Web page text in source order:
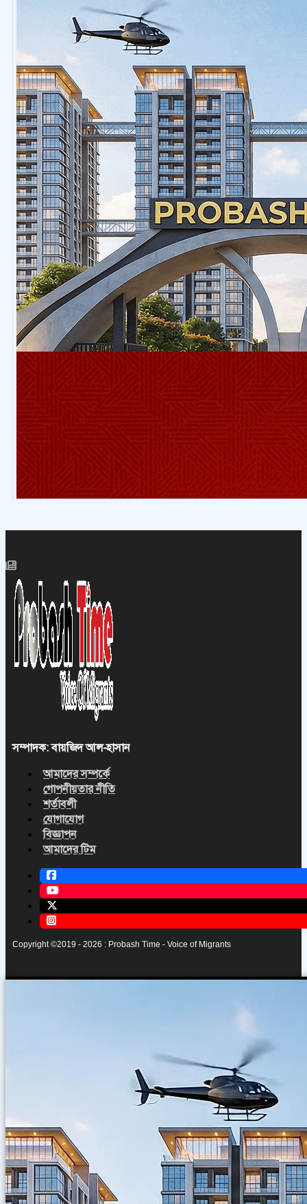
সম্পাদক: বায়জিদ আল-হাসান
আমাদের সম্পর্কে
গোপনীয়তার নীতি
শর্তাবলী
যোগাযোগ
বিজ্ঞাপন
আমাদের টিম
Copyright ©2019 - 2026 : Probash Time - Voice of Migrants